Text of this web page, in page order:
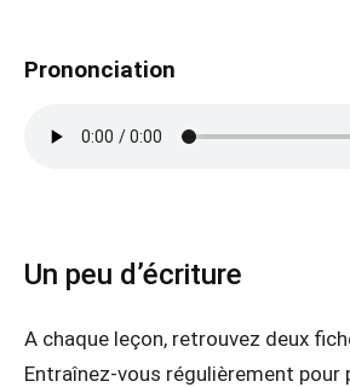
Prononciation
Un peu d’écriture
A chaque leçon, retrouvez deux
Entraînez-vous régulièrement pour